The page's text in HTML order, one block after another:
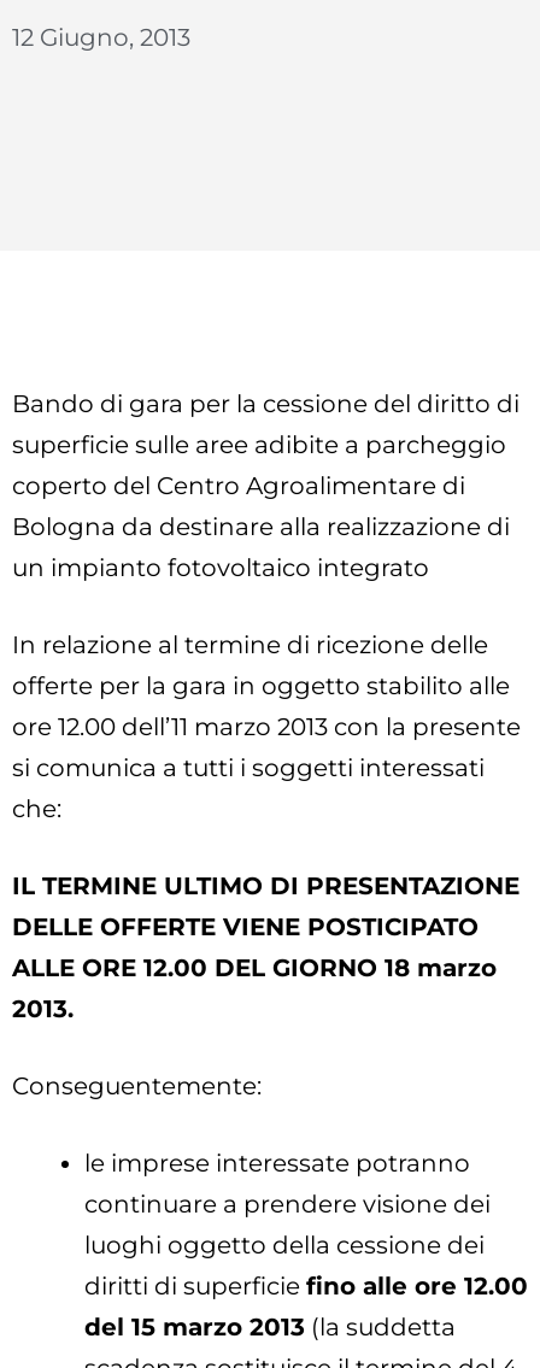
12 Giugno, 2013
Bando di gara per la cessione del diritto di
superficie sulle aree adibite a parcheggio
coperto del Centro Agroalimentare di
Bologna da destinare alla realizzazione di
un impianto fotovoltaico integrato
In relazione al termine di ricezione delle
offerte per la gara in oggetto stabilito alle
ore 12.00 dell’11 marzo 2013 con la presente
si comunica a tutti i soggetti interessati
che:
IL TERMINE ULTIMO DI PRESENTAZIONE
DELLE OFFERTE VIENE POSTICIPATO
ALLE ORE 12.00 DEL GIORNO 18 marzo
2013.
Conseguentemente:
le imprese interessate potranno
continuare a prendere visione dei
luoghi oggetto della cessione dei
diritti di superficie fino alle ore 12.00
del 15 marzo 2013 (la suddetta